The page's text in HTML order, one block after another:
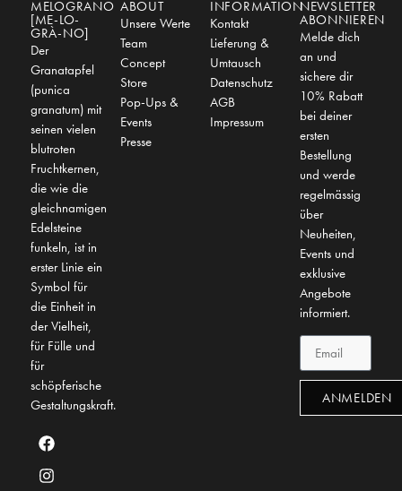
MELOGRANO
[ME-LO-
GRÀ-NO]
Der
Granatapfel
(punica
granatum) mit
seinen vielen
blutroten
Fruchtkernen,
die wie die
gleichnamigen
Edelsteine
funkeln, ist in
erster Linie ein
Symbol für
die Einheit in
der Vielheit,
für Fülle und
für
schöpferische
Gestaltungskraft.
ABOUT
Unsere Werte
Team
Concept
Store
Pop-Ups &
Events
Presse
INFORMATION
Kontakt
Lieferung &
Umtausch
Datenschutz
AGB
Impressum
NEWSLETTER
ABONNIEREN
Melde dich
an und
sichere dir
10% Rabatt
bei deiner
ersten
Bestellung
und werde
regelmässig
über
Neuheiten,
Events und
exklusive
Angebote
informiert.
ANMELDEN